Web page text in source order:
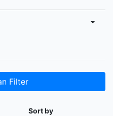
Filter
Sort by